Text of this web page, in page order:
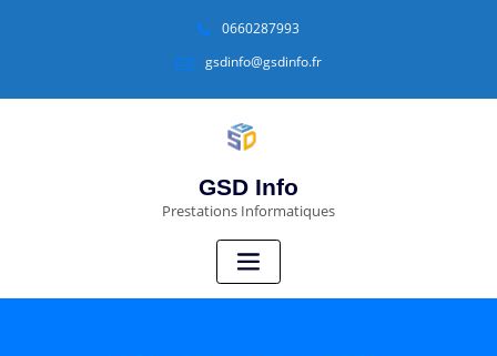
0660287993
gsdinfo@gsdinfo.fr
GSD Info
Prestations Informatiques